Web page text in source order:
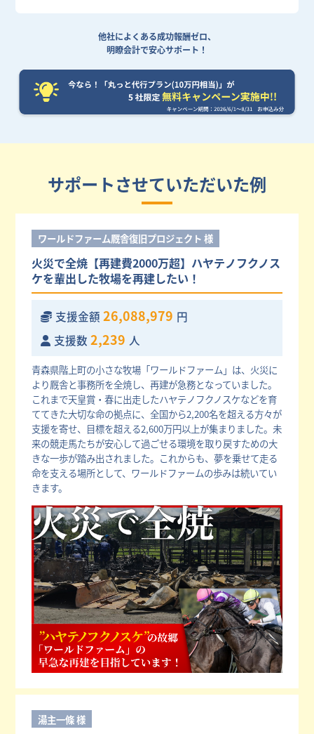
他社によくある成功報酬ゼロ、
明瞭会計で安心サポート！
サポートさせていただいた例
ワールドファーム厩舎復旧プロジェクト 様
火災で全焼【再建費2000万超】ハヤテノフクノス
ケを輩出した牧場を再建したい！
支援金額 26,088,979 円
支援数 2,239 人
青森県階上町の小さな牧場「ワールドファーム」は、火災に
より厩舎と事務所を全焼し、再建が急務となっていました。
これまで天皇賞・春に出走したハヤテノフクノスケなどを育
ててきた大切な命の拠点に、全国から2,200名を超える方々が
支援を寄せ、目標を超える2,600万円以上が集まりました。未
来の競走馬たちが安心して過ごせる環境を取り戻すための大
きな一歩が踏み出されました。これからも、夢を乗せて走る
命を支える場所として、ワールドファームの歩みは続いてい
きます。
湯主一條 様